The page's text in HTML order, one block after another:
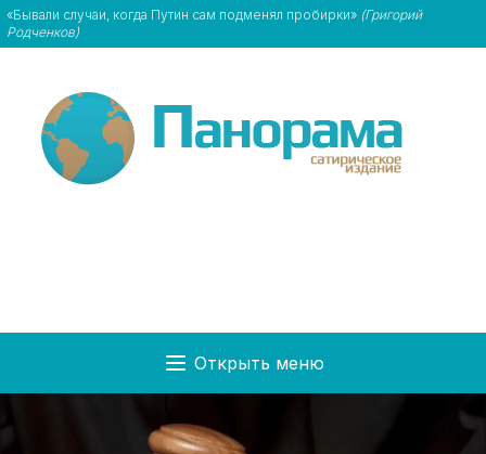
«Бывали случаи, когда Путин сам подменял пробирки» (Григорий
Родченков)
Открыть меню